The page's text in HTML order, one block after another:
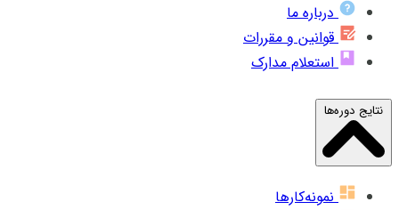
درباره ما
قوانین و مقررات
استعلام مدارک
نتایج دوره‌ها
نمونه‌کارها